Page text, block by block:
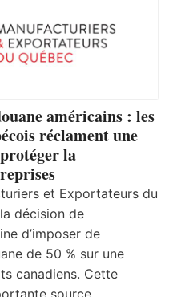
américains : les
réclament une
la
et Exportateurs du
décision de
d’imposer de
de 50 % sur une
canadiens. Cette